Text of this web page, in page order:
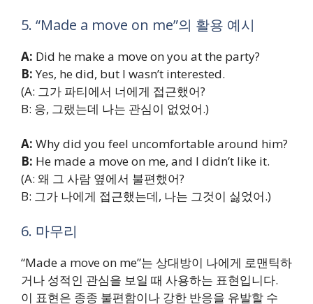
5. “Made a move on me”의 활용 예시
A: Did he make a move on you at the party?
B:Yes, he did, but I wasn’t interested.
(A: 그가 파티에서 너에게 접근했어?
B: 응, 그랬는데 나는 관심이 없었어.)
A: Why did you feel uncomfortable around him?
B: He made a move on me, and I didn’t like it.
(A: 왜 그 사람 옆에서 불편했어?
B: 그가 나에게 접근했는데, 나는 그것이 싫었어.)
6. 마무리
“Made a move on me”는 상대방이 나에게 로맨틱하
거나 성적인 관심을 보일 때 사용하는 표현입니다.
이 표현은 종종 불편함이나 강한 반응을 유발할 수